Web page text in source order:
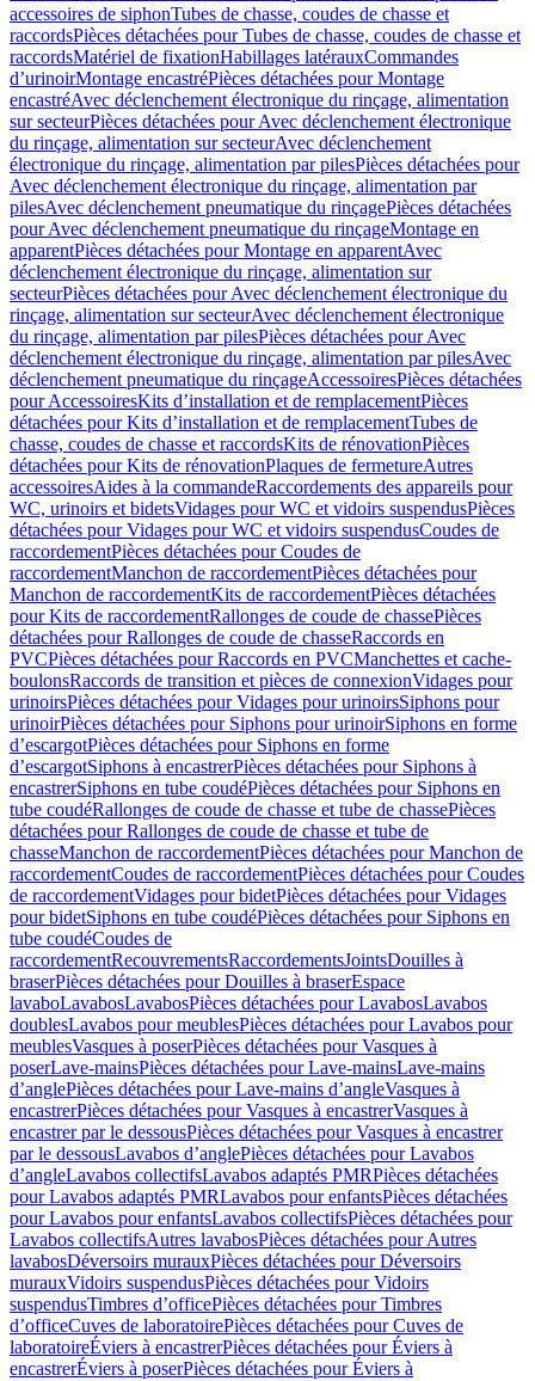
accessoires de siphonTubes de chasse, coudes de chasse et
raccordsPièces détachées pour Tubes de chasse, coudes de chasse et
raccordsMatériel de fixationHabillages latérauxCommandes
dʼurinoirMontage encastréPièces détachées pour Montage
encastréAvec déclenchement électronique du rinçage, alimentation
sur secteurPièces détachées pour Avec déclenchement électronique
du rinçage, alimentation sur secteurAvec déclenchement
électronique du rinçage, alimentation par pilesPièces détachées pour
Avec déclenchement électronique du rinçage, alimentation par
pilesAvec déclenchement pneumatique du rinçagePièces détachées
pour Avec déclenchement pneumatique du rinçageMontage en
apparentPièces détachées pour Montage en apparentAvec
déclenchement électronique du rinçage, alimentation sur
secteurPièces détachées pour Avec déclenchement électronique du
rinçage, alimentation sur secteurAvec déclenchement électronique
du rinçage, alimentation par pilesPièces détachées pour Avec
déclenchement électronique du rinçage, alimentation par pilesAvec
déclenchement pneumatique du rinçageAccessoiresPièces détachées
pour AccessoiresKits d’installation et de remplacementPièces
détachées pour Kits d’installation et de remplacementTubes de
chasse, coudes de chasse et raccordsKits de rénovationPièces
détachées pour Kits de rénovationPlaques de fermetureAutres
accessoiresAides à la commandeRaccordements des appareils pour
WC, urinoirs et bidetsVidages pour WC et vidoirs suspendusPièces
détachées pour Vidages pour WC et vidoirs suspendusCoudes de
raccordementPièces détachées pour Coudes de
raccordementManchon de raccordementPièces détachées pour
Manchon de raccordementKits de raccordementPièces détachées
pour Kits de raccordementRallonges de coude de chassePièces
détachées pour Rallonges de coude de chasseRaccords en
PVCPièces détachées pour Raccords en PVCManchettes et cache-
boulonsRaccords de transition et pièces de connexionVidages pour
urinoirsPièces détachées pour Vidages pour urinoirsSiphons pour
urinoirPièces détachées pour Siphons pour urinoirSiphons en forme
d’escargotPièces détachées pour Siphons en forme
d’escargotSiphons à encastrerPièces détachées pour Siphons à
encastrerSiphons en tube coudéPièces détachées pour Siphons en
tube coudéRallonges de coude de chasse et tube de chassePièces
détachées pour Rallonges de coude de chasse et tube de
chasseManchon de raccordementPièces détachées pour Manchon de
raccordementCoudes de raccordementPièces détachées pour Coudes
de raccordementVidages pour bidetPièces détachées pour Vidages
pour bidetSiphons en tube coudéPièces détachées pour Siphons en
tube coudéCoudes de
raccordementRecouvrementsRaccordementsJointsDouilles à
braserPièces détachées pour Douilles à braserEspace
lavaboLavabosLavabosPièces détachées pour LavabosLavabos
doublesLavabos pour meublesPièces détachées pour Lavabos pour
meublesVasques à poserPièces détachées pour Vasques à
poserLave-mainsPièces détachées pour Lave-mainsLave-mains
d’anglePièces détachées pour Lave-mains d’angleVasques à
encastrerPièces détachées pour Vasques à encastrerVasques à
encastrer par le dessousPièces détachées pour Vasques à encastrer
par le dessousLavabos d’anglePièces détachées pour Lavabos
d’angleLavabos collectifsLavabos adaptés PMRPièces détachées
pour Lavabos adaptés PMRLavabos pour enfantsPièces détachées
pour Lavabos pour enfantsLavabos collectifsPièces détachées pour
Lavabos collectifsAutres lavabosPièces détachées pour Autres
lavabosDéversoirs murauxPièces détachées pour Déversoirs
murauxVidoirs suspendusPièces détachées pour Vidoirs
suspendusTimbres dʼofficePièces détachées pour Timbres
dʼofficeCuves de laboratoirePièces détachées pour Cuves de
laboratoireÉviers à encastrerPièces détachées pour Éviers à
encastrerÉviers à poserPièces détachées pour Éviers à